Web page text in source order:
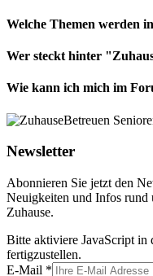
Welche Themen werden
Wer steckt hinter
Wie kann ich mich im
Newsletter
Abonnieren Sie jetzt den
Neuigkeiten und Infos rund
Zuhause.
Bitte aktiviere JavaScript in
fertigzustellen.
E-Mail *